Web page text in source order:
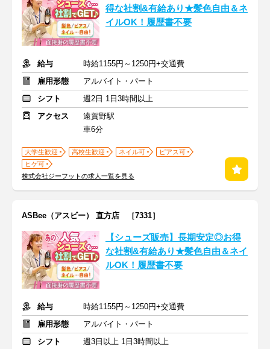
得な社割&有給あり★髪色自由＆ネ
イルOK！履歴書不要
給与
時給1155円～1250円+交通費
雇用形態
アルバイト・パート
シフト
週2日 1日3時間以上
アクセス
遠賀野駅
車6分
大学生歓迎 高校生歓迎 ネイル可
ピアス可
ヒゲ可
株式会社ジーフットの求人一覧を見る
ASBee（アスビー） 直方店 ［7331］
【シューズ販売】長期安定◎お得
な社割&有給あり★髪色自由＆ネイ
ルOK！履歴書不要
給与
時給1155円～1250円+交通費
雇用形態
アルバイト・パート
シフト
週3日以上 1日3時間以上